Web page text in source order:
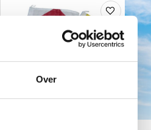
Over
Voeg
toe
aan
verlanglijst